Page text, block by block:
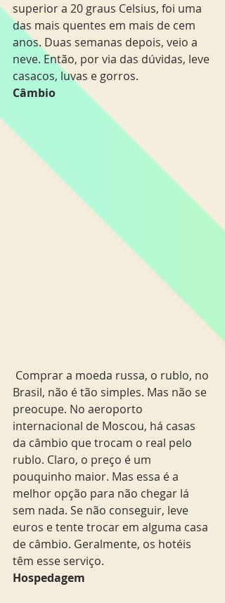
superior a 20 graus Celsius, foi uma
das mais quentes em mais de cem
anos. Duas semanas depois, veio a
neve. Então, por via das dúvidas, leve
casacos, luvas e gorros.
Câmbio
Brasil, não é tão simples. Mas não se
preocupe. No aeroporto
internacional de Moscou, há casas
da câmbio que trocam o real pelo
rublo. Claro, o preço é um
pouquinho maior. Mas essa é a
melhor opção para não chegar lá
sem nada. Se não conseguir, leve
euros e tente trocar em alguma casa
de câmbio. Geralmente, os hotéis
têm esse serviço.
Hospedagem